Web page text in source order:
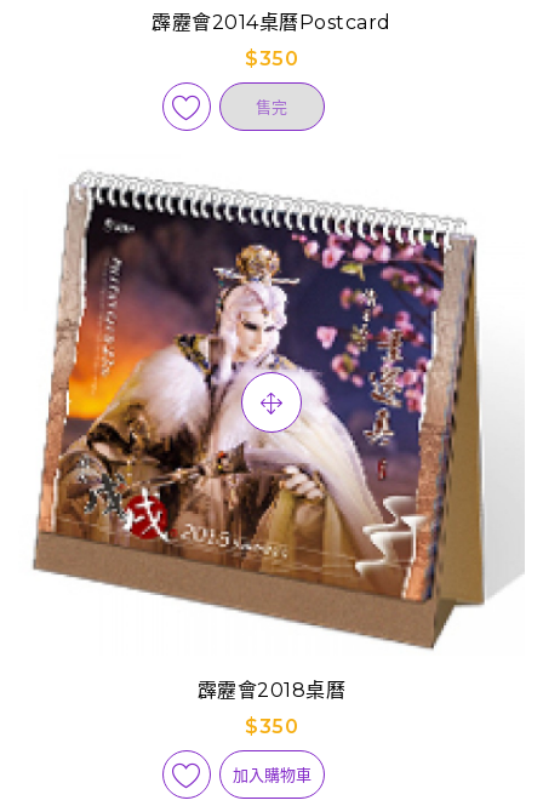
霹靂會2014桌曆Postcard
$350
售完
霹靂會2018桌曆
$350
加入購物車